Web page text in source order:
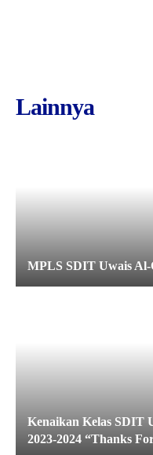
Lainnya
MPLS SDIT Uwais Al-
Kenaikan Kelas SDIT
2023-2024 “Thanks